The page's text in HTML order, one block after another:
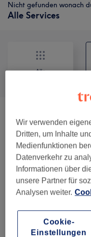
Nicht gefunden wonach
Alle Services
Alle
Damen
Herren 3)
Kinder Bis 12 Jahre )
Farbe & Coloration (8 )
Pflege & Extras (1)
Wir verwenden
Dritten, um Inhalte
Medienfunktionen
Datenverkehr zu
Informationen über
unsere Partner für
Analysen weiter.
Cookie-
Einstellungen